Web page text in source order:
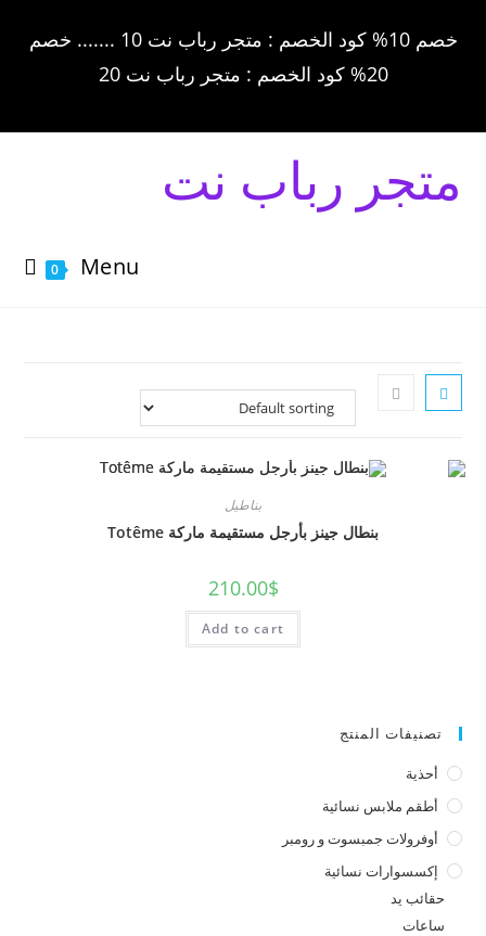
خصم 10% كود الخصم : متجر رباب نت 10 ....... خصم
20% كود الخصم : متجر رباب نت 20
متجر رباب نت
0 Menu
بناطيل
بنطال جينز بأرجل مستقيمة ماركة Totême
210.00$
Add to cart
تصنيفات المنتج
أحذية
أطقم ملابس نسائية
أوفرولات جمبسوت و رومبر
إكسسوارات نسائية
حقائب يد
ساعات